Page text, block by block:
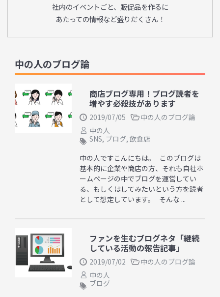
社内のイベントごと、販促品を作るに
あたっての情報など盛りだくさん！
中の人のブログ論
商店ブログ専用！ブログ読者を
増やす必殺技があります
2019/07/05
中の人のブログ論
中の人
SNS, ブログ, 飲食店
中の人ですこんにちは。 このブログは
基本的に企業や商店の方、それも自社ホ
ームページの中でブログを運営してい
る、もしくはしてみたいという方を読者
として想定しています。 そんな ...
ファンを生むブログネタ「継続
している活動の報告記事」
2019/07/02
中の人のブログ論
中の人
ブログ